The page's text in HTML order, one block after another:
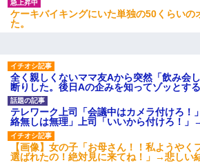
夫に癌の余命宣告。その闘病中に長女から
けた
中の道を走っていたら、突然ガガッ！って
10年ほど前、息子がまだ年中だった時に離
年の暮れに突然息子が職場を訪ねてきた。
【まぬけ】夫「離婚だ！」私「わかった。
だ！」私「いいけど弁護士通して。私も請
ケーキバイキングにいた単独の50くらいの
た。
全く親しくないママ友Aから突然「飲み会
断りした。後日Aの企みを知ってゾッとす
テレワーク上司「会議中はカメラ付けろ！
絡無しは無理」上司「いいから付けろ！」
【画像】女の子「お母さん！！私ようやく
選ばれたの！絶対見に来てね！」→悲しい